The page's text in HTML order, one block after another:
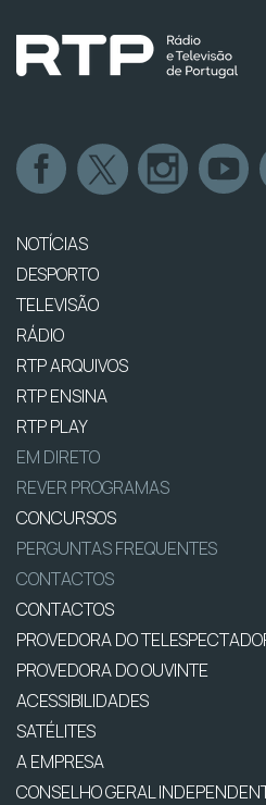
NOTÍCIAS
DESPORTO
TELEVISÃO
RÁDIO
RTP ARQUIVOS
RTP ENSINA
RTP PLAY
EM DIRETO
REVER PROGRAMAS
CONCURSOS
PERGUNTAS FREQUENTES
CONTACTOS
CONTACTOS
PROVEDORA DO
PROVEDORA DO OUVINTE
ACESSIBILIDADES
SATÉLITES
A EMPRESA
CONSELHO GERAL